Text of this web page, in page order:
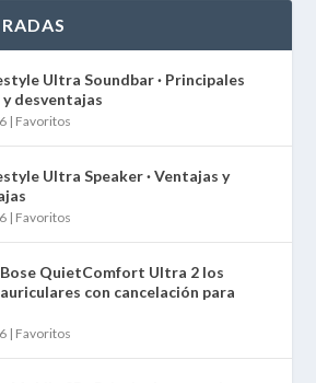
Ultra Soundbar · Principales
desventajas
| Favoritos
Ultra Speaker · Ventajas y
| Favoritos
Bose QuietComfort Ultra 2 los
con cancelación para
| Favoritos